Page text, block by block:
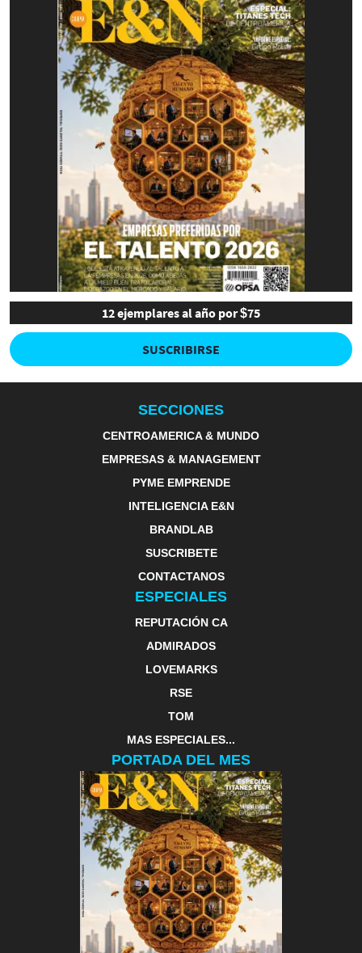
12 ejemplares al año por $75
SUSCRIBIRSE
SECCIONES
CENTROAMERICA & MUNDO
EMPRESAS & MANAGEMENT
PYME EMPRENDE
INTELIGENCIA E&N
BRANDLAB
SUSCRIBETE
CONTACTANOS
ESPECIALES
REPUTACIÓN CA
ADMIRADOS
LOVEMARKS
RSE
TOM
MAS ESPECIALES...
PORTADA DEL MES